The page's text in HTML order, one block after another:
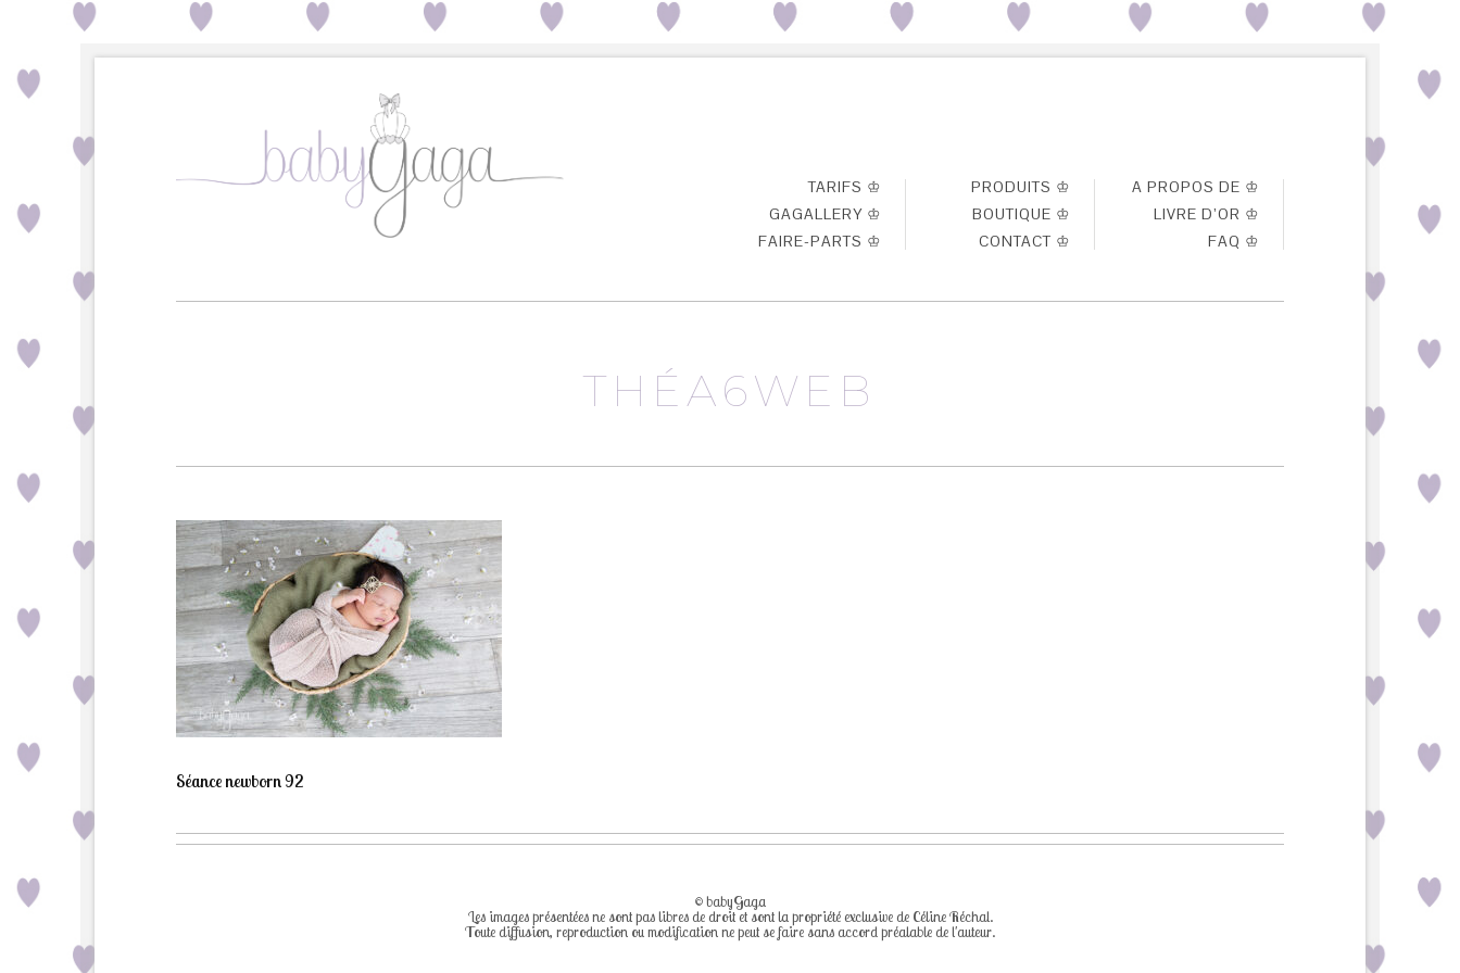
TARIFS ♔
GAGALLERY ♔
FAIRE-PARTS ♔
PRODUITS ♔
BOUTIQUE ♔
CONTACT ♔
A PROPOS DE ♔
LIVRE D’OR ♔
FAQ ♔
THÉA6WEB
Séance newborn 92
© babyGaga
Les images présentées ne sont pas libres de droit et sont la propriété exclusive de Céline Réchal.
Toute diffusion, reproduction ou modification ne peut se faire sans accord préalable de l'auteur.